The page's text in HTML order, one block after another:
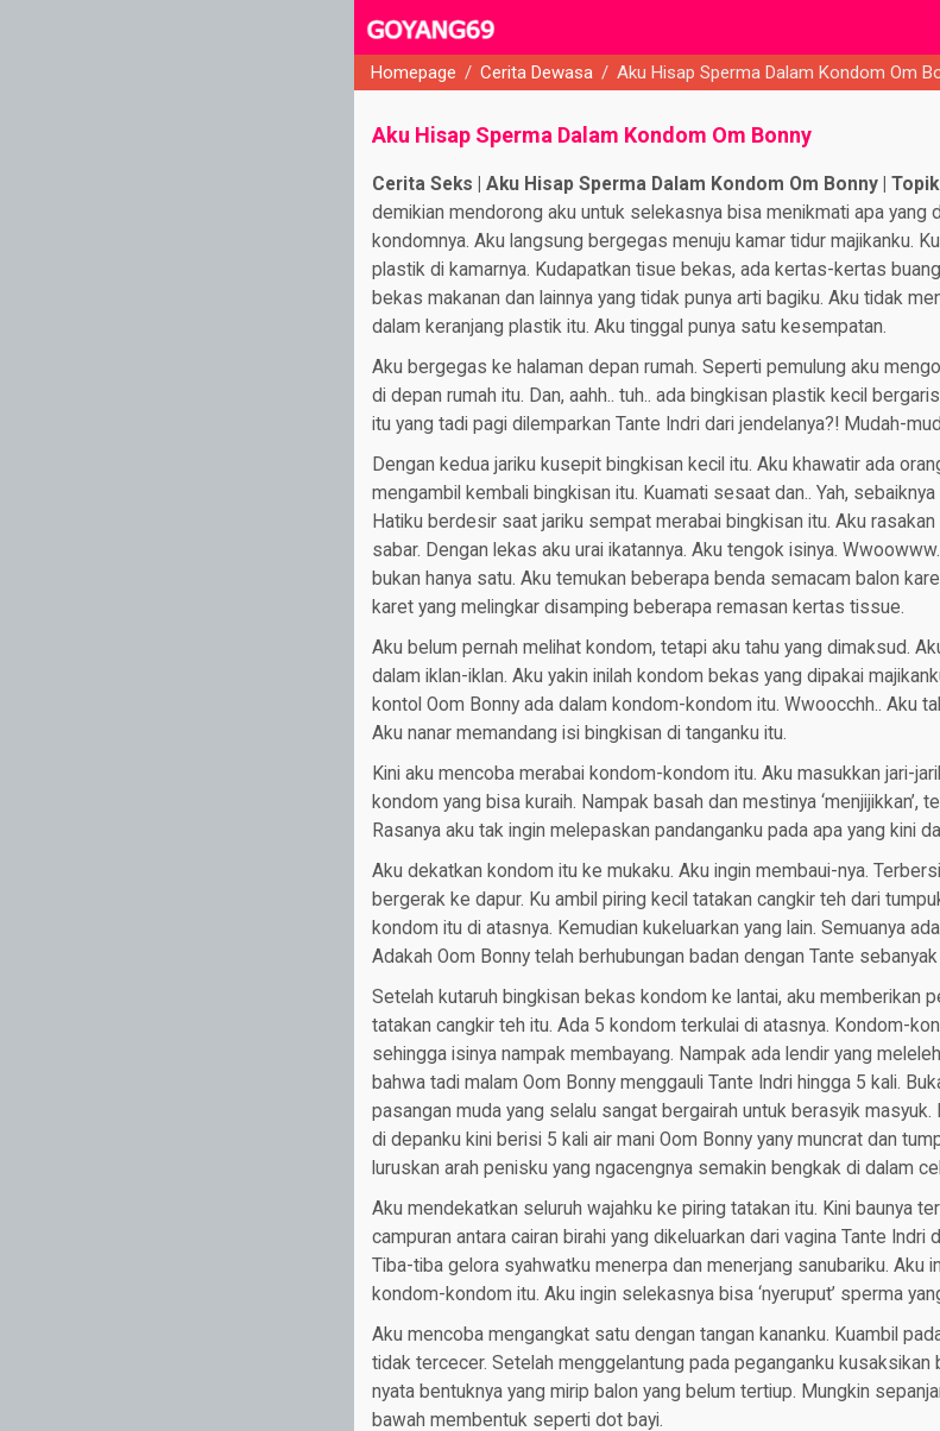
Homepage / Cerita Dewasa / Aku Hisap Sperma Dalam Kondom Om
Aku Hisap Sperma Dalam Kondom Om Bonny
Cerita Seks | Aku Hisap Sperma Dalam Kondom Om Bonny |
demikian mendorong aku untuk selekasnya bisa menikmati apa yang
kondomnya. Aku langsung bergegas menuju kamar tidur majikanku.
plastik di kamarnya. Kudapatkan tisue bekas, ada kertas-kertas
bekas makanan dan lainnya yang tidak punya arti bagiku. Aku tidak
dalam keranjang plastik itu. Aku tinggal punya satu kesempatan.
Aku bergegas ke halaman depan rumah. Seperti pemulung aku
di depan rumah itu. Dan, aahh.. tuh.. ada bingkisan plastik kecil
itu yang tadi pagi dilemparkan Tante Indri dari jendelanya?! Mudah-
Dengan kedua jariku kusepit bingkisan kecil itu. Aku khawatir ada
mengambil kembali bingkisan itu. Kuamati sesaat dan.. Yah,
Hatiku berdesir saat jariku sempat merabai bingkisan itu. Aku rasakan
sabar. Dengan lekas aku urai ikatannya. Aku tengok isinya.
bukan hanya satu. Aku temukan beberapa benda semacam balon
karet yang melingkar disamping beberapa remasan kertas tissue.
Aku belum pernah melihat kondom, tetapi aku tahu yang dimaksud.
dalam iklan-iklan. Aku yakin inilah kondom bekas yang dipakai
kontol Oom Bonny ada dalam kondom-kondom itu. Wwoocchh.. Aku
Aku nanar memandang isi bingkisan di tanganku itu.
Kini aku mencoba merabai kondom-kondom itu. Aku masukkan jari-
kondom yang bisa kuraih. Nampak basah dan mestinya ‘menjijikkan’,
Rasanya aku tak ingin melepaskan pandanganku pada apa yang kini
Aku dekatkan kondom itu ke mukaku. Aku ingin membaui-nya.
bergerak ke dapur. Ku ambil piring kecil tatakan cangkir teh dari
kondom itu di atasnya. Kemudian kukeluarkan yang lain. Semuanya
Adakah Oom Bonny telah berhubungan badan dengan Tante
Setelah kutaruh bingkisan bekas kondom ke lantai, aku memberikan
tatakan cangkir teh itu. Ada 5 kondom terkulai di atasnya. Kondom-
sehingga isinya nampak membayang. Nampak ada lendir yang
bahwa tadi malam Oom Bonny menggauli Tante Indri hingga 5 kali.
pasangan muda yang selalu sangat bergairah untuk berasyik masyuk.
di depanku kini berisi 5 kali air mani Oom Bonny yany muncrat dan
luruskan arah penisku yang ngacengnya semakin bengkak di dalam
Aku mendekatkan seluruh wajahku ke piring tatakan itu. Kini baunya
campuran antara cairan birahi yang dikeluarkan dari vagina Tante Indri
Tiba-tiba gelora syahwatku menerpa dan menerjang sanubariku. Aku
kondom-kondom itu. Aku ingin selekasnya bisa ‘nyeruput’ sperma
Aku mencoba mengangkat satu dengan tangan kananku. Kuambil
tidak tercecer. Setelah menggelantung pada peganganku kusaksikan
nyata bentuknya yang mirip balon yang belum tertiup. Mungkin
bawah membentuk seperti dot bayi.